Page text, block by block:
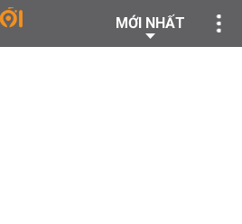
MỚI NHẤT